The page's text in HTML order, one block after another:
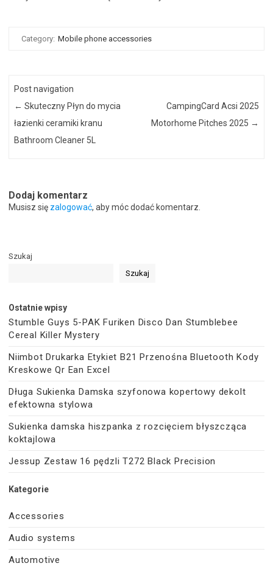
Category: Mobile phone accessories
Post navigation
← Skuteczny Płyn do mycia
łazienki ceramiki kranu
Bathroom Cleaner 5L
CampingCard Acsi 2025
Motorhome Pitches 2025 →
Dodaj komentarz
Musisz się zalogować, aby móc dodać komentarz.
Szukaj
Szukaj
Ostatnie wpisy
Stumble Guys 5-PAK Furiken Disco Dan Stumblebee
Cereal Killer Mystery
Niimbot Drukarka Etykiet B21 Przenośna Bluetooth Kody
Kreskowe Qr Ean Excel
Długa Sukienka Damska szyfonowa kopertowy dekolt
efektowna stylowa
Sukienka damska hiszpanka z rozcięciem błyszcząca
koktajlowa
Jessup Zestaw 16 pędzli T272 Black Precision
Kategorie
Accessories
Audio systems
Automotive